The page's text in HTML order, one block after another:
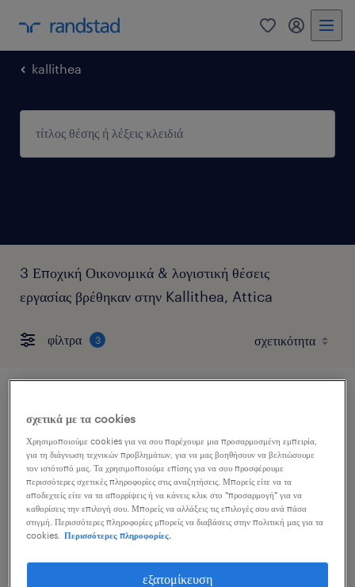
0 my
kallithea
3 Εποχική Οικονομικά & λογιστική θέσεις
εργασίας βρέθηκαν στην Kallithea, Attica
φίλτρα 3
πειραιάς, attica
εποχική
δημοσιεύτηκε 10 ιουνίου 2026
σχετικά με τα cookies
Χρησιμοποιούμε cookies για να σου παρέχουμε μια προσαρμοσμένη εμπειρία,
για τη διάγνωση τεχνικών προβλημάτων, για να μας βοηθήσουν να βελτιώσουμε
τον ιστότοπό μας. Τα χρησιμοποιούμε επίσης για να σου προσφέρουμε
περισσότερες σχετικές πληροφορίες στις αναζητήσεις. Μπορείς είτε να τα
αποδεχτείς είτε να τα απορρίψεις ή να κάνεις κλικ στο "προσαρμογή" για να
καθορίσεις την επιλογή σου. Μπορείς να αλλάξεις τις επιλογές σου ανά πάσα
στιγμή. Περισσότερες πληροφορίες μπορείς να διαβάσεις στην πολιτική μας για τα
cookies.
Περισσότερες πληροφορίες.
εξατομίκευση